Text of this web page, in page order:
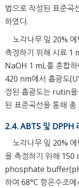
법으로 작성된 표준곡
하였다.
노각나무 잎 20%
측정하기 위해 시료
NaOH 1 mL를 혼합
420 nm에서 흡광도
정된 흡광도는 rutin을
된 표준곡선을 통해
2.4. ABTS 및 DPPH
노각나무 잎 20%
을 측정하기 위해
phosphate
하여 68°C 항온수조